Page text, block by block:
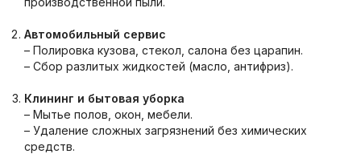
Автомобильный сервис
– Полировка кузова, стекол, салона без царапин.
– Сбор разлитых жидкостей (масло, антифриз).
Клининг и бытовая уборка
– Мытье полов, окон, мебели.
– Удаление сложных загрязнений без химических
средств.